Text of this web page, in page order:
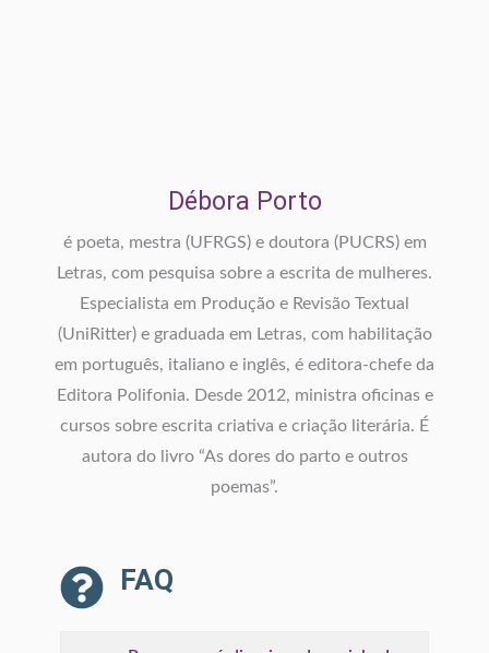
Débora Porto
é poeta, mestra (UFRGS) e doutora (PUCRS) em
Letras, com pesquisa sobre a escrita de mulheres.
Especialista em Produção e Revisão Textual
(UniRitter) e graduada em Letras, com habilitação
em português, italiano e inglês, é editora-chefe da
Editora Polifonia. Desde 2012, ministra oficinas e
cursos sobre escrita criativa e criação literária. É
autora do livro “As dores do parto e outros
poemas”.
FAQ